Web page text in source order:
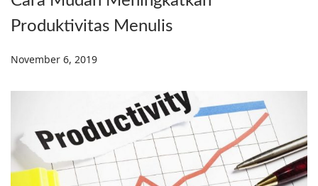
Produktivitas Menulis
Posted on
November 6, 2019
e
m
e